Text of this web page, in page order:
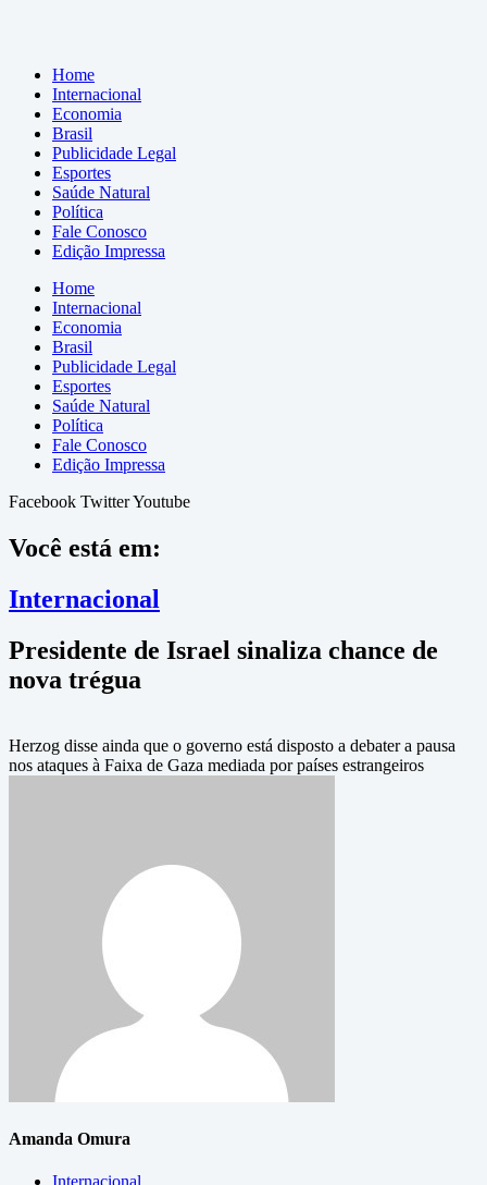
Home
Internacional
Economia
Brasil
Publicidade Legal
Esportes
Saúde Natural
Política
Fale Conosco
Edição Impressa
Home
Internacional
Economia
Brasil
Publicidade Legal
Esportes
Saúde Natural
Política
Fale Conosco
Edição Impressa
Facebook TwitterYoutube
Você está em:
Internacional
Presidente de Israel sinaliza chance de
nova trégua
Herzog disse ainda que o governo está disposto a debater a pausa
nos ataques à Faixa de Gaza mediada por países estrangeiros
Amanda Omura